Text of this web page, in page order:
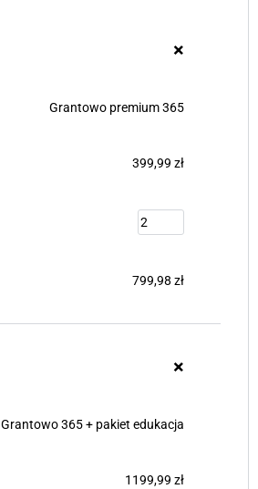
×
Grantowo premium 365
399,99 zł
799,98 zł
×
Grantowo 365 + pakiet edukacja
1199,99 zł